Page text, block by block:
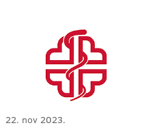
22. nov 2023.